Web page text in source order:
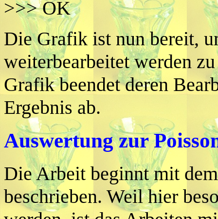
>>> OK
Die Grafik ist nun bereit,
weiterbearbeitet werden
Grafik beendet deren
Ergebnis ab.
Auswertung zur
Die Arbeit beginnt mit
beschrieben. Weil hier